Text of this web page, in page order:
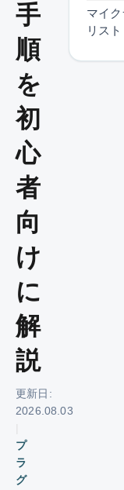
手
順
を
初
心
者
向
け
に
解
説
更新日:
2026.08.03
プ
ラ
グ
マイ
リス